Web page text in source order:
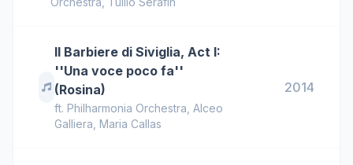
Il Barbiere di Siviglia, Act I:
''Una voce poco fa''
(Rosina)
ft. Philharmonia Orchestra Alceo
Galliera Maria Callas
2014